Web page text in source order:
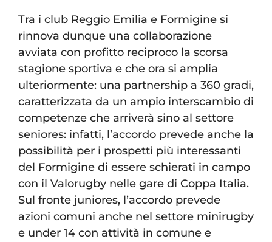
Tra i club Reggio Emilia e Formigine si
rinnova dunque una collaborazione
avviata con profitto reciproco la scorsa
stagione sportiva e che ora si amplia
ulteriormente: una partnership a 360 gradi,
caratterizzata da un ampio interscambio di
competenze che arriverà sino al settore
seniores: infatti, l’accordo prevede anche la
possibilità per i prospetti più interessanti
del Formigine di essere schierati in campo
con il Valorugby nelle gare di Coppa Italia.
Sul fronte juniores, l’accordo prevede
azioni comuni anche nel settore minirugby
e under 14 con attività in comune e